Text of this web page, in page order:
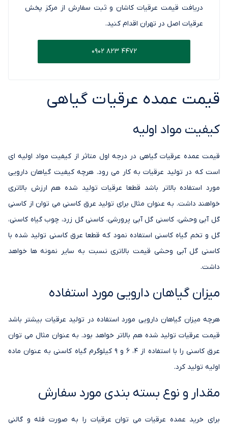
دریافت قیمت عرقیات کاشان و ثبت سفارش از مرکز پخش
عرقیات اصل در تهران اقدام کنید.
0902 823 4472
قیمت عمده عرقیات گیاهی
کیفیت مواد اولیه
قیمت عمده عرقیات گیاهی در درجه اول متاثر از کیفیت مواد اولیه ای
است که در تولید عرقیات به کار می رود. هرچه کیفیت گیاهان دارویی
مورد استفاده بالاتر باشد قطعا عرقیات تولید شده هم ارزش بالاتری
خواهند داشت. به عنوان مثال برای تولید عرق کاسنی می توان از کاسنی
گل آبی وحشی، کاسنی گل آبی پرورشی، کاسنی گل زرد، چوب گیاه کاسنی،
گل و تخم گیاه کاسنی استفاده نمود که قطعا عرق کاسنی تولید شده با
کاسنی گل آبی وحشی قیمت بالاتری نسبت به سایر نمونه ها خواهد
داشت.
میزان گیاهان دارویی مورد استفاده
هرچه میزان گیاهان دارویی مورد استفاده در تولید عرقیات بیشتر باشد
قیمت عرقیات تولید شده هم بالاتر خواهد بود. به عنوان مثال می توان
عرق کاسنی را با استفاده از 4، 6 و 9 کیلوگرم گیاه کاسنی به عنوان ماده
اولیه تولید کرد.
مقدار و نوع بسته بندی مورد سفارش
برای خرید عمده عرقیات می توان عرقیات را به صورت فله و گالنی